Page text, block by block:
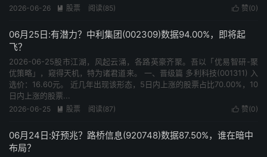
 赞(0)
2026-06-26  股票 阅读(85)
06月25日:有潜力？中利集团(002309)数据94.00%，即将起
飞？
2026-06-25股市江湖，风起云涌，各路英豪齐聚。吾以「优易智研-聚
优策略」，窥得天机，特为诸君道来。 一、晋级篇 多利科技(001311) 入
选价：16.60元。 近几年出现该形态，5日内上涨的股票占比70.00%，10
日内上涨的股票...
 赞(0)
2026-06-25  股票 阅读(87)
06月24日:好预兆？路桥信息(920748)数据87.50%，谁在暗中
布局？